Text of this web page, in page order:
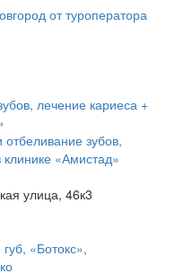
от туроператора
отбеливание зубов,
«Амистад»
улица, 46к3